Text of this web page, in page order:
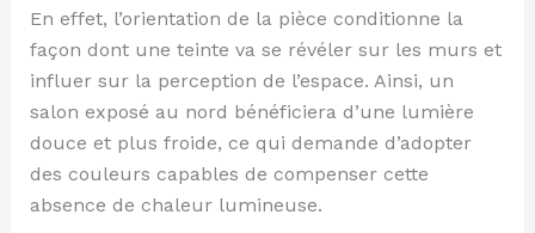
En effet, l’orientation de la pièce conditionne la
façon dont une teinte va se révéler sur les murs et
influer sur la perception de l’espace. Ainsi, un
salon exposé au nord bénéficiera d’une lumière
douce et plus froide, ce qui demande d’adopter
des couleurs capables de compenser cette
absence de chaleur lumineuse.